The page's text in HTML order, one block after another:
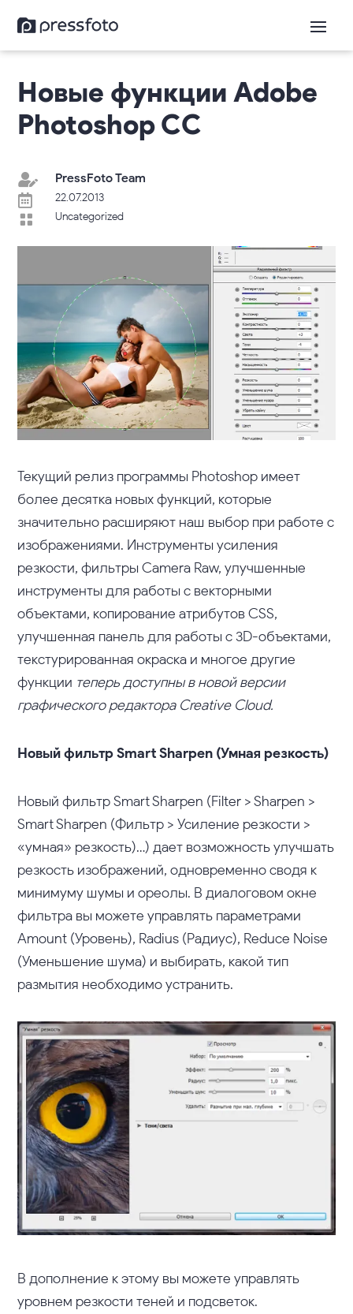
Новые функции Adobe
Photoshop CC
 PressFoto Team
 22.07.2013
 Uncategorized
Текущий релиз программы Photoshop имеет
более десятка новых функций, которые
значительно расширяют наш выбор при работе с
изображениями. Инструменты усиления
резкости, фильтры Camera Raw, улучшенные
инструменты для работы с векторными
объектами, копирование атрибутов CSS,
улучшенная панель для работы с 3D-объектами,
текстурированная окраска и многое другие
функции теперь доступны в новой версии
графического редактора Creative Cloud.
Новый фильтр Smart Sharpen (Умная резкость)
Новый фильтр Smart Sharpen (Filter > Sharpen >
Smart Sharpen (Фильтр > Усиление резкости >
«умная» резкость)…) дает возможность улучшать
резкость изображений, одновременно сводя к
минимуму шумы и ореолы. В диалоговом окне
фильтра вы можете управлять параметрами
Amount (Уровень), Radius (Радиус), Reduce Noise
(Уменьшение шума) и выбирать, какой тип
размытия необходимо устранить.
В дополнение к этому вы можете управлять
уровнем резкости теней и подсветок.